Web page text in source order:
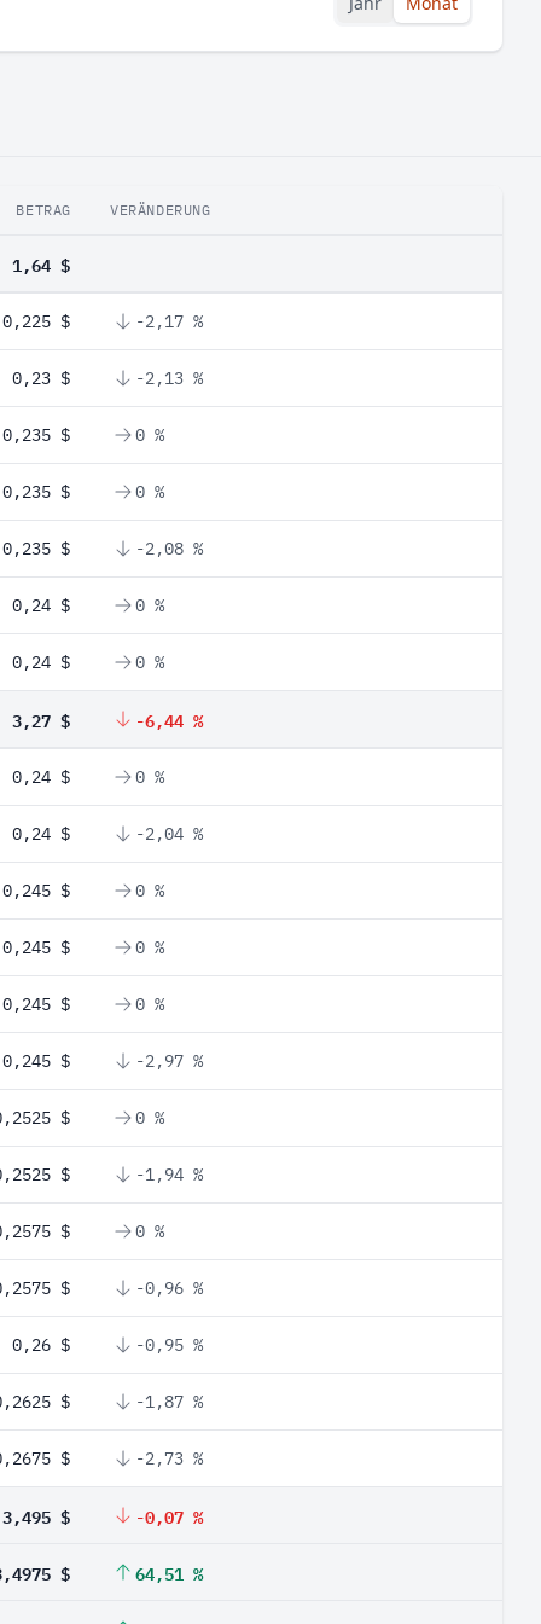
BETRAG VERÄNDERUNG
1,64 $
0,225 $ -2,17 %
0,23 $ -2,13 %
0,235 $ 0 %
0,235 $ 0 %
0,235 $ -2,08 %
0,24 $ 0 %
0,24 $ 0 %
3,27 $ -6,44 %
0,24 $ 0 %
0,24 $ -2,04 %
0,245 $ 0 %
0,245 $ 0 %
0,245 $ 0 %
0,245 $ -2,97 %
$ 0 %
$ -1,94 %
$ 0 %
$ -0,96 %
0,26 $ -0,95 %
$ -1,87 %
$ -2,73 %
3,495 $ -0,07 %
$ 64,51 %